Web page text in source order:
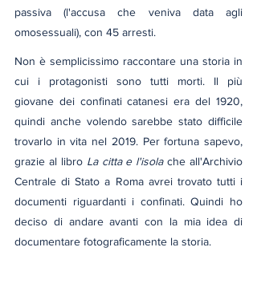
passiva (l'accusa che veniva data agli
omosessuali), con 45 arresti.
Non è semplicissimo raccontare una storia in
cui i protagonisti sono tutti morti. Il più
giovane dei confinati catanesi era del 1920,
quindi anche volendo sarebbe stato difficile
trovarlo in vita nel 2019. Per fortuna sapevo,
grazie al libro La citta e l'isola che all'Archivio
Centrale di Stato a Roma avrei trovato tutti i
documenti riguardanti i confinati. Quindi ho
deciso di andare avanti con la mia idea di
documentare fotograficamente la storia.